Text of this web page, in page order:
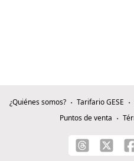
¿Quiénes somos? Tarifario GESE
Puntos de venta